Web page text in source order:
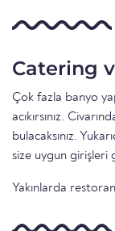
Catering
Çok fazla banyo
acıkırsınız.
bulacaksınız.
size uygun girişleri
Yakınlarda